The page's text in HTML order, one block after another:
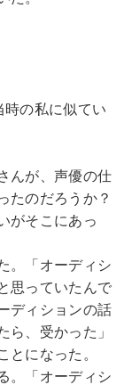
の私に似てい
んが、声優の仕
たのだろうか？
がそこにあっ
。「オーディシ
思っていたんで
ディションの話
ら、受かった」
とになった。
。「オーディシ